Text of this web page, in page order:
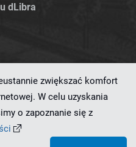
dLibra
zwiększać komfort
W celu uzyskania
o zapoznanie się z